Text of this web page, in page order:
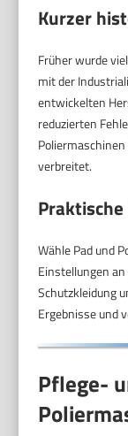
Kurzer
Früher wurde
mit der
entwickelten
reduzierten
verbreitet.
Wähle Pad und
Einstellungen
Schutzkleidung
Ergebnisse und
Pflege-